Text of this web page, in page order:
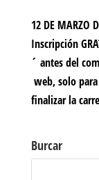
12 DE MARZO
Inscripción
´ antes del
web, solo
finalizar la
Burcar